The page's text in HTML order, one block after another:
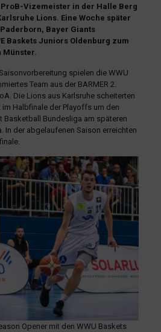
Vizemeister in der Halle Berg
Lions. Eine Woche später
Bayer Giants
Baskets Juniors Oldenburg zum
Münster.
spielen die WWU
Team aus der BARMER 2.
Die Lions aus Karlsruhe scheiterten
Halbfinale der Playoffs um den
Basketball Bundesliga am späteren
In der abgelaufenen Saison erreichten
Opener mit den WWU Baskets